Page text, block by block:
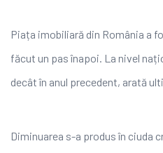
Piața imobiliară din România a
făcut un pas înapoi. La nivel
decât în anul precedent, arată
Diminuarea s-a produs în ciuda